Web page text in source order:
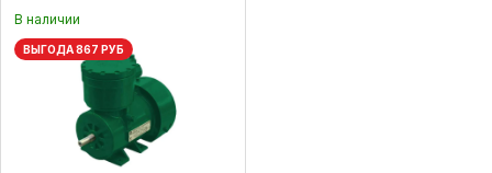
В наличии
ВЫГОДА 867 РУБ